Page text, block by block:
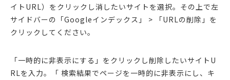
イトURL）をクリックし消したいサイトを選択。その上で左
サイドバーの「Googleインデックス」 > 「URLの削除」を
クリックしてください。
「一時的に非表示にする」をクリックし削除したいサイトU
RLを入力。「 検索結果でページを一時的に非表示にし、キ